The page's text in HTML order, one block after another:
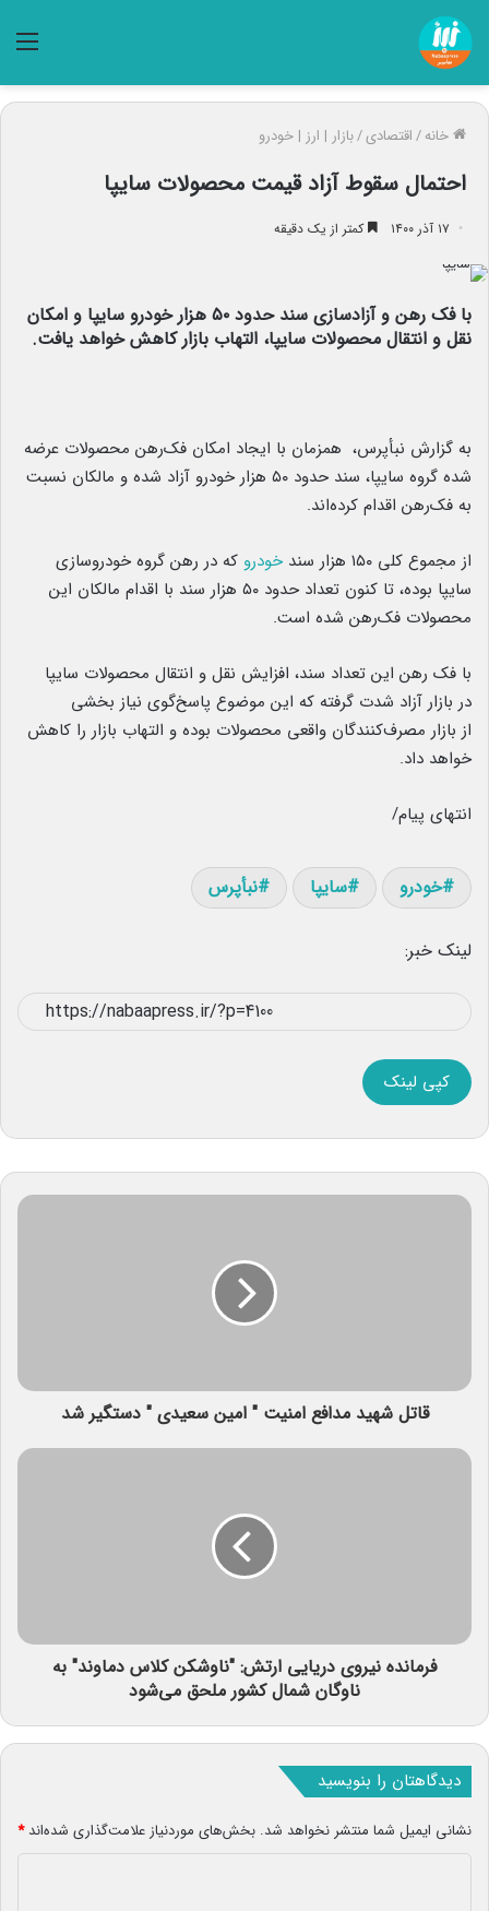
خانه/اقتصادی/بازار | ارز | خودرو
احتمال سقوط آزاد قیمت محصولات سایپا
۱۷ آذر ۱۴۰۰ کمتر از یک دقیقه
با فک رهن و آزادسازی سند حدود ۵۰ هزار خودرو سایپا و امکان
نقل و انتقال محصولات سایپا، التهاب بازار کاهش خواهد یافت.
به گزارش نبأپرس، همزمان با ایجاد امکان فک‌رهن محصولات عرضه
شده گروه سایپا، سند حدود ۵۰ هزار خودرو آزاد شده و مالکان نسبت
به فک‌رهن اقدام کرده‌اند.
از مجموع کلی ۱۵۰‌ هزار سند خودرو که در رهن گروه خودروسازی
سایپا بوده، تا کنون تعداد حدود ۵۰ هزار سند با اقدام مالکان این
محصولات فک‌رهن شده است.
با فک رهن این تعداد سند، افزایش نقل و انتقال محصولات سایپا
در بازار آزاد شدت گرفته که این موضوع پاسخ‌گوی نیاز بخشی
از بازار مصرف‌کنندگان واقعی محصولات بوده و التهاب بازار را کاهش
خواهد داد.
انتهای پیام/
خودرو سایپا نبأپرس
لینک خبر:
کپی لینک
قاتل شهید مدافع امنیت " امین سعیدی " دستگیر شد
فرمانده نیروی دریایی ارتش: "ناوشکن کلاس دماوند" به
ناوگان شمال کشور ملحق می‌شود
دیدگاهتان را بنویسید
نشانی ایمیل شما منتشر نخواهد شد. بخش‌های موردنیاز علامت‌گذاری شده‌اند*